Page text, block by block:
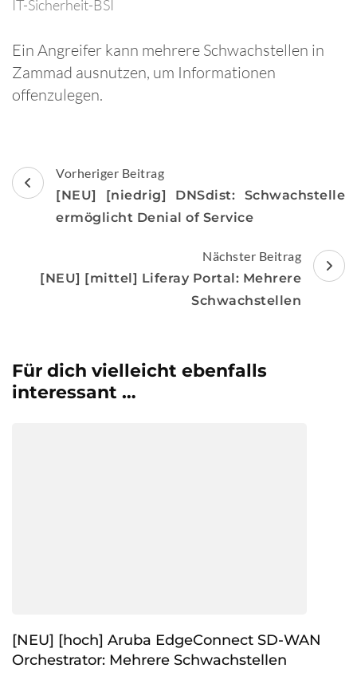
IT-Sicherheit-BSI
Ein Angreifer kann mehrere Schwachstellen in
Zammad ausnutzen, um Informationen
offenzulegen.
Beitragsnavigation
Vorheriger Beitrag
[NEU] [niedrig] DNSdist: Schwachstelle
ermöglicht Denial of Service
Nächster Beitrag
[NEU] [mittel] Liferay Portal: Mehrere
Schwachstellen
Für dich vielleicht ebenfalls
interessant …
[NEU] [hoch] Aruba EdgeConnect SD-WAN
Orchestrator: Mehrere Schwachstellen